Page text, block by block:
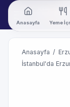
Anasayfa Yeme
Anasayfa /
İstanbul'da